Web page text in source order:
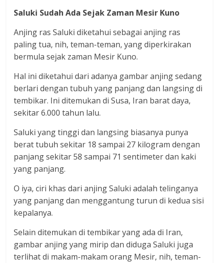
Saluki Sudah Ada Sejak Zaman Mesir Kuno
Anjing ras Saluki diketahui sebagai anjing ras
paling tua, nih, teman-teman, yang diperkirakan
bermula sejak zaman Mesir Kuno.
Hal ini diketahui dari adanya gambar anjing sedang
berlari dengan tubuh yang panjang dan langsing di
tembikar. Ini ditemukan di Susa, Iran barat daya,
sekitar 6.000 tahun lalu.
Saluki yang tinggi dan langsing biasanya punya
berat tubuh sekitar 18 sampai 27 kilogram dengan
panjang sekitar 58 sampai 71 sentimeter dan kaki
yang panjang.
O iya, ciri khas dari anjing Saluki adalah telinganya
yang panjang dan menggantung turun di kedua sisi
kepalanya.
Selain ditemukan di tembikar yang ada di Iran,
gambar anjing yang mirip dan diduga Saluki juga
terlihat di makam-makam orang Mesir, nih, teman-